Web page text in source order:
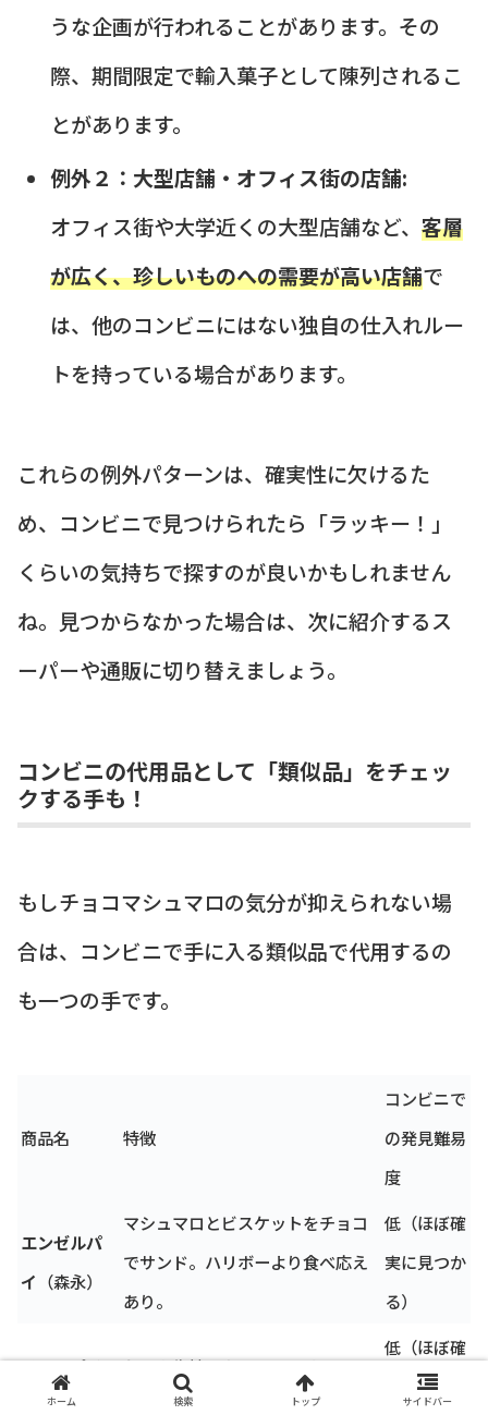
うな企画が行われることがあります。その
際、期間限定で輸入菓子として陳列されるこ
とがあります。
例外２：大型店舗・オフィス街の店舗:
オフィス街や大学近くの大型店舗など、 客層
が広く、珍しいものへの需要が高い店舗で
は、他のコンビニにはない独自の仕入れルー
トを持っている場合があります。
これらの例外パターンは、確実性に欠けるた
め、コンビニで見つけられたら「ラッキー！」
くらいの気持ちで探すのが良いかもしれません
ね。見つからなかった場合は、次に紹介するス
ーパーや通販に切り替えましょう。
コンビニの代用品として「類似品」をチェッ
クする手も！
もしチョコマシュマロの気分が抑えられない場
合は、コンビニで手に入る類似品で代用するの
も一つの手です。
商品名 特徴
コンビニで
の発見難易
度
エンゼルパ
イ （森永）
マシュマロとビスケットをチョコ
でサンド。ハリボーより食べ応え
あり。
低（ほぼ確
実に見つか
る）
チョコパイ
（ロッテ）
ケーキ生地でクリームをサンド
し、チョココーティング。
低（ほぼ確
実に見つか
ホーム 検索 トップ サイドバー